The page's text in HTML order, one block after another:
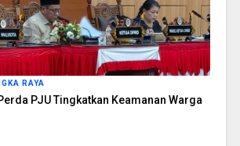
RAYA
PJU Tingkatkan Keamanan Warga